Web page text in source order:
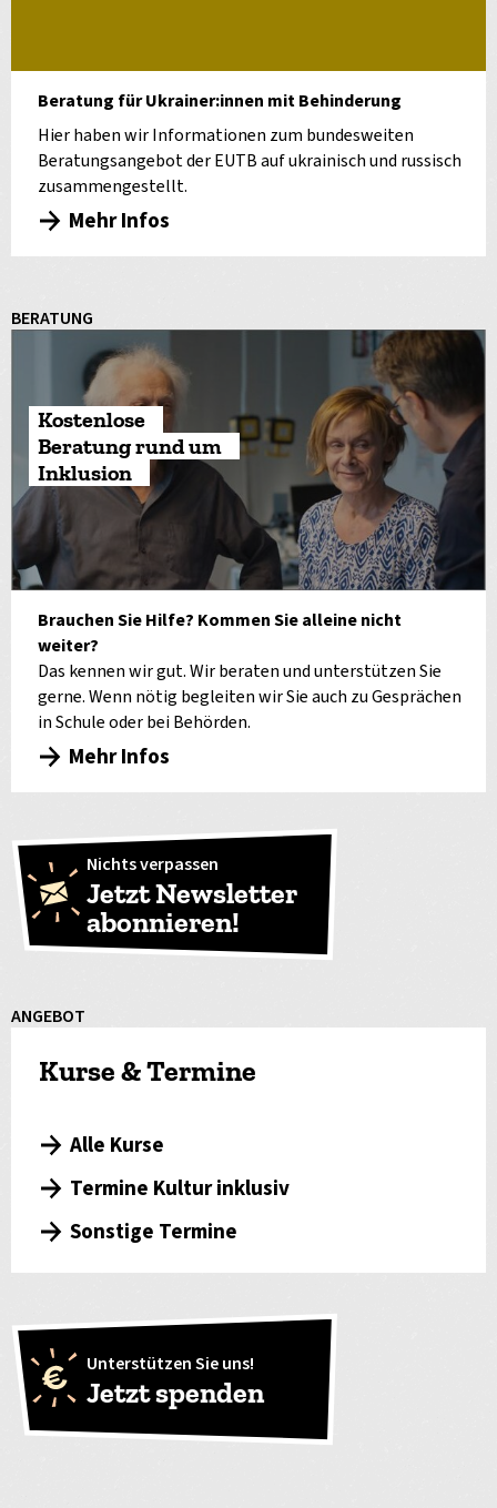
Beratung für Ukrainer:innen mit Behinderung
Hier haben wir Informationen zum bundesweiten
Beratungsangebot der EUTB auf ukrainisch und russisch
zusammengestellt.
Mehr Infos
BERATUNG
Kostenlose
Beratung rund um
Inklusion
Brauchen Sie Hilfe? Kommen Sie alleine nicht
weiter?
Das kennen wir gut. Wir beraten und unterstützen Sie
gerne. Wenn nötig begleiten wir Sie auch zu Gesprächen
in Schule oder bei Behörden.
Mehr Infos
Nichts verpassen
Jetzt Newsletter
abonnieren!
ANGEBOT
Kurse & Termine
Alle Kurse
Termine Kultur inklusiv
Sonstige Termine
Unterstützen Sie uns!
Jetzt spenden